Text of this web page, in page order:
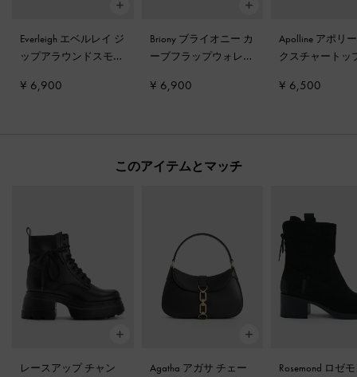
Everleigh エベルレイ ジ
ップアラウンドスモー
ク
¥ 6,900
Briony ブライオニー カ
ーブフラップウォレッ
¥ 6,900
Apolline アポリ
クスチャートッ
ク
¥ 6,500
このアイテムとマッチ
レースアップ チャン
Agatha アガサ チェー
Rosemond ロゼ